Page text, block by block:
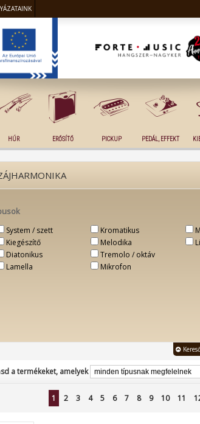
HÚR ERŐSÍTŐ PICKUP PEDÁL, EFFEKT
System / szett
Kiegészítő
Diatonikus
Lamella
Kromatikus
Melodika
Tremolo / oktáv
Mikrofon
a termékeket, amelyek
1 2 3 4 5 6 7 8 9 10 11